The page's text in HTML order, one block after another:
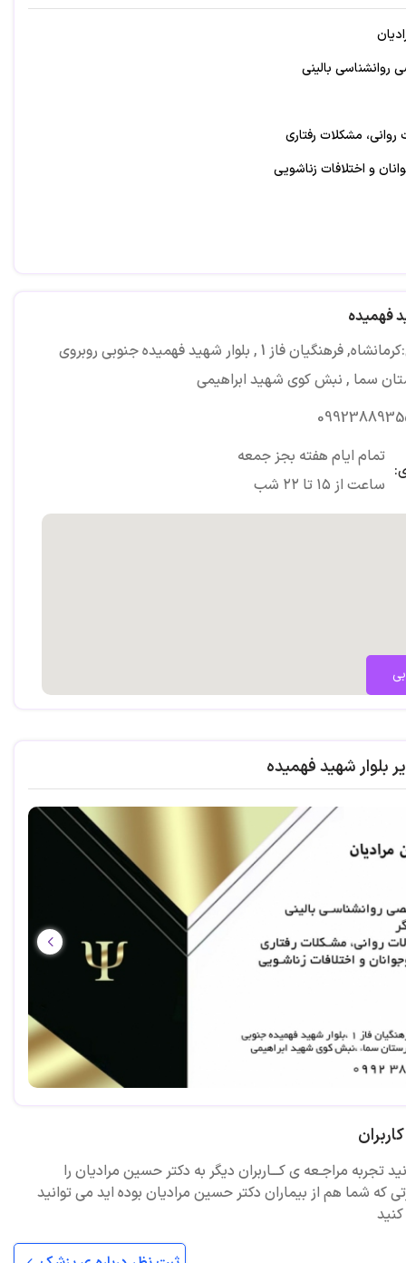
بالینی
روانی، مشکلات رفتاری
و اختلافات زناشویی
فهمیده
آدرس:کرمانشاه, فرهنگیان فاز 1 , بلوار شهید فهمیده جنوبی روبروی
سما , نبش کوی شهید ابراهیمی
تمام ایام هفته بجز جمعه
ساعت از ۱۵ تا ۲۲ شب
بلوار شهید فهمیده
تجربه مراجـعه ی کـــاربران دیگر به دکتر حسین مرادیان را
که شما هم از بیماران دکتر حسین مرادیان بوده اید می توانید